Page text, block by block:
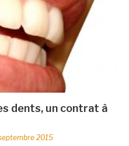
dents, un contrat à
2015